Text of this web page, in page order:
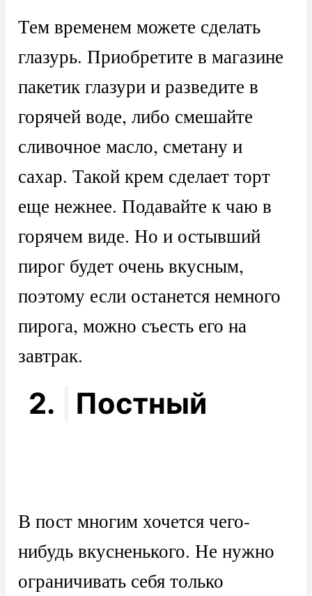
Тем временем можете сделать
глазурь. Приобретите в магазине
пакетик глазури и разведите в
горячей воде, либо смешайте
сливочное масло, сметану и
сахар. Такой крем сделает торт
еще нежнее. Подавайте к чаю в
горячем виде. Но и остывший
пирог будет очень вкусным,
поэтому если останется немного
пирога, можно съесть его на
завтрак.
2. Постный
В пост многим хочется чего-
нибудь вкусненького. Не нужно
ограничивать себя только